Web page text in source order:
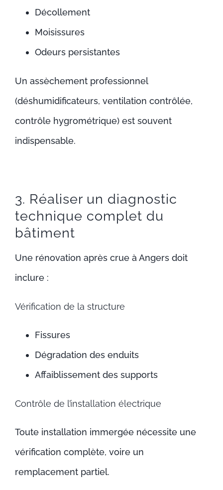
Décollement
Moisissures
Odeurs persistantes
Un assèchement professionnel
(déshumidificateurs, ventilation contrôlée,
contrôle hygrométrique) est souvent
indispensable.
3. Réaliser un diagnostic
technique complet du
bâtiment
Une rénovation après crue à Angers doit
inclure :
Vérification de la structure
Fissures
Dégradation des enduits
Affaiblissement des supports
Contrôle de l’installation électrique
Toute installation immergée nécessite une
vérification complète, voire un
remplacement partiel.